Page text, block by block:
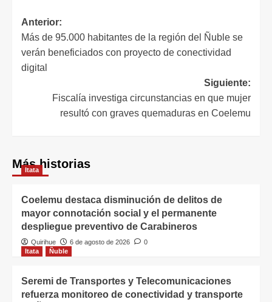
Anterior:
Más de 95.000 habitantes de la región del Ñuble se
verán beneficiados con proyecto de conectividad
digital
Siguiente:
Fiscalía investiga circunstancias en que mujer
resultó con graves quemaduras en Coelemu
Más historias
Itata
Coelemu destaca disminución de delitos de
mayor connotación social y el permanente
despliegue preventivo de Carabineros
Quirihue 6 de agosto de 2026
0
Itata
Ñuble
Seremi de Transportes y Telecomunicaciones
refuerza monitoreo de conectividad y transporte